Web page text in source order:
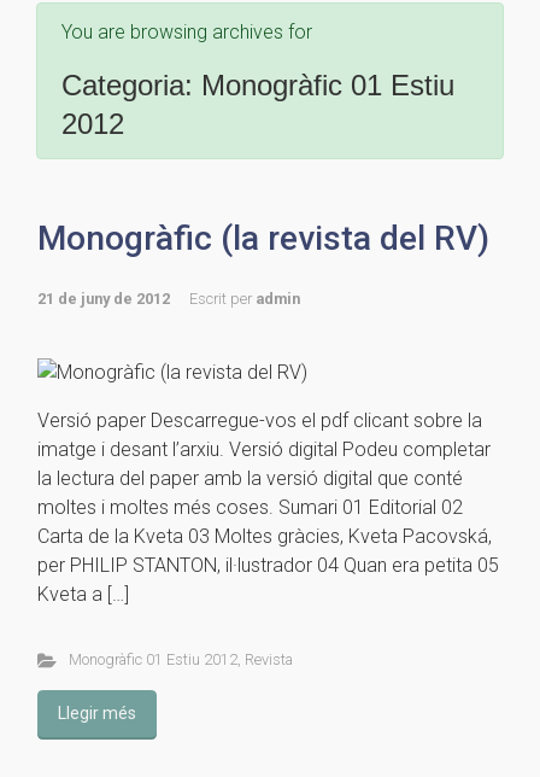
You are browsing archives for
Categoria: Monogràfic 01 Estiu
2012
Monogràfic (la revista del RV)
21 de juny de 2012 Escrit per admin
Versió paper Descarregue-vos el pdf clicant sobre la
imatge i desant l’arxiu. Versió digital Podeu completar
la lectura del paper amb la versió digital que conté
moltes i moltes més coses. Sumari 01 Editorial 02
Carta de la Kveta 03 Moltes gràcies, Kveta Pacovská,
per PHILIP STANTON, il·lustrador 04 Quan era petita 05
Kveta a […]
Monogràfic 01 Estiu 2012, Revista
Llegir més